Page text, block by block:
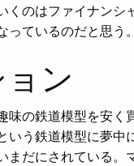
のはファイナン
ているのだと思う
ン
の鉄道模型を安
いう鉄道模型に夢
まだにされている